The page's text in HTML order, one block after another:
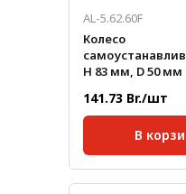
AL-5.62.60F
Колесо
H 83 мм, D 50 мм
141.73 Br./шт
В
Масса, кг/шт: